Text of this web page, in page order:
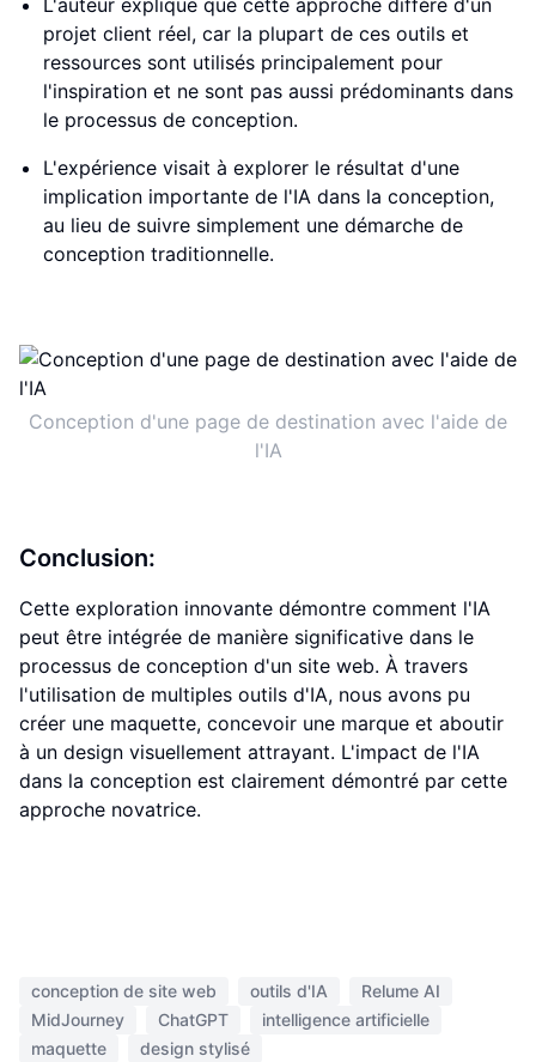
L'auteur explique que cette approche diffère d'un
projet client réel, car la plupart de ces outils et
ressources sont utilisés principalement pour
l'inspiration et ne sont pas aussi prédominants dans
le processus de conception.
L'expérience visait à explorer le résultat d'une
implication importante de l'IA dans la conception,
au lieu de suivre simplement une démarche de
conception traditionnelle.
Conception d'une page de destination avec l'aide de
l'IA
Conclusion:
Cette exploration innovante démontre comment l'IA
peut être intégrée de manière significative dans le
processus de conception d'un site web. À travers
l'utilisation de multiples outils d'IA, nous avons pu
créer une maquette, concevoir une marque et aboutir
à un design visuellement attrayant. L'impact de l'IA
dans la conception est clairement démontré par cette
approche novatrice.
conception de site web outils d'IA
Relume AI
MidJourney
ChatGPT
intelligence artificielle
maquette
design stylisé